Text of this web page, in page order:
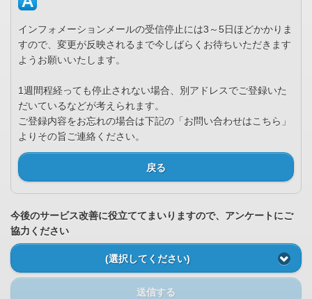
インフォメーションメールの受信停止には3～5日ほどかかりま
すので、変更が反映されるまで今しばらくお待ちいただきます
ようお願いいたします。
1週間程経っても停止されない場合、別アドレスでご登録いた
だいているなどが考えられます。
ご登録内容をお忘れの場合は下記の「お問い合わせはこちら」
よりその旨ご連絡ください。
戻る
今後のサービス改善に役立ててまいりますので、アンケートにご
協力ください
(選択してください)
送信する